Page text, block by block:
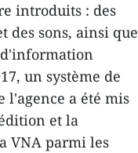
introduits : des
des sons, ainsi que
un système de
a été mis
et la
VNA parmi les